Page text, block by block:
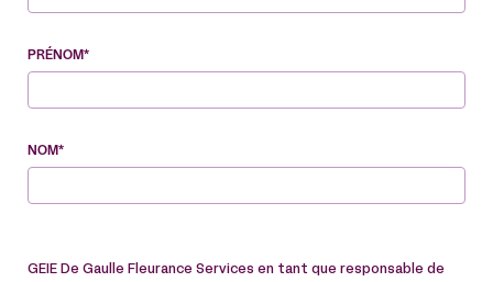
PRÉNOM*
NOM*
GEIE De Gaulle Fleurance Services en tant que responsable de